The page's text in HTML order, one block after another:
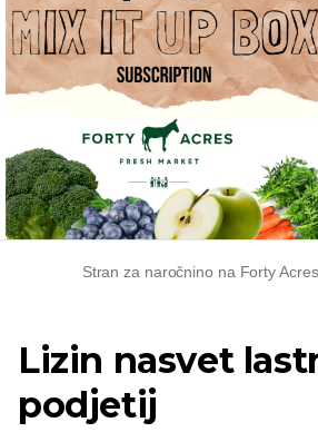
Stran za naročnino na Forty
Lizin nasvet
podjetij